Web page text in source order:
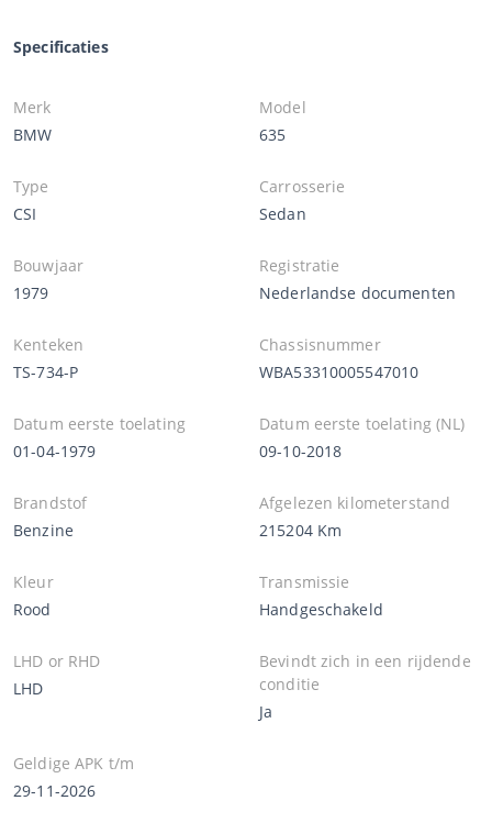
Specificaties
Merk
BMW
Model
635
Type
CSI
Carrosserie
Sedan
Bouwjaar
1979
Registratie
Nederlandse documenten
Kenteken
TS-734-P
Chassisnummer
WBA53310005547010
Datum eerste toelating
01-04-1979
Datum eerste toelating (NL)
09-10-2018
Brandstof
Benzine
Afgelezen kilometerstand
215204 Km
Kleur
Rood
Transmissie
Handgeschakeld
LHD or RHD
LHD
Bevindt zich in een rijdende
conditie
Ja
Geldige APK t/m
29-11-2026